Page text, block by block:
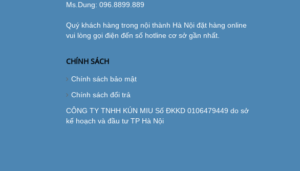
Ms.Dung: 096.8899.889
Quý khách hàng trong nội thành Hà Nội đặt hàng online
vui lòng gọi điện đến số hotline cơ sở gần nhất.
CHÍNH SÁCH
Chính sách bảo mật
Chính sách đổi trả
CÔNG TY TNHH KÚN MIU Số ĐKKD 0106479449 do sở
kế hoạch và đầu tư TP Hà Nội